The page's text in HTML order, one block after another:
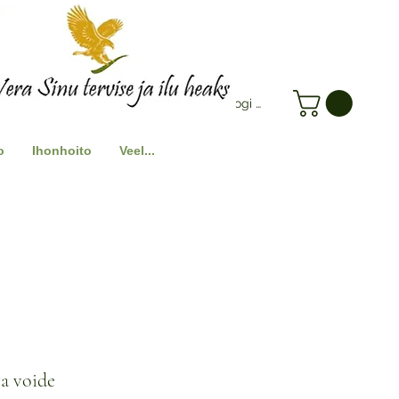
Ihonhoito Veel...
Logi Sisse
voide